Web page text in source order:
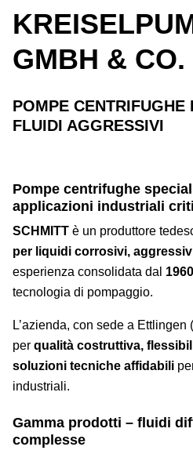
GMBH & CO.
POMPE CENTRIFUGHE
FLUIDI AGGRESSIVI
Pompe centrifughe
applicazioni industriali
SCHMITT è un produttore
per liquidi corrosivi,
esperienza consolidata dal
tecnologia di pompaggio.
L’azienda, con sede a
per qualità costruttiva,
soluzioni tecniche affidabili
industriali.
Gamma prodotti – fluidi
complesse